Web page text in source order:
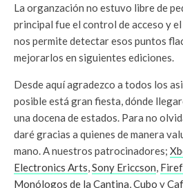
La organzación no estuvo libre de
principal fue el control de acceso y
nos permite detectar esos puntos
mejorarlos en siguientes ediciones.
Desde aquí agradezco a todos los
posible está gran fiesta, dónde
una docena de estados. Para no
daré gracias a quienes de manera
mano. A nuestros patrocinadores;
Electronics Arts Sony Ericcson
Monólogos de la Cantina Cubo y